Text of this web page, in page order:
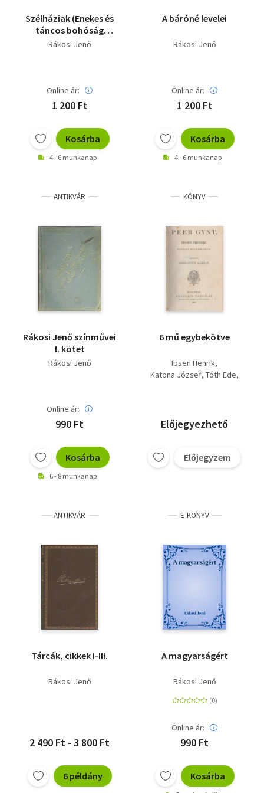
Szélháziak (Enekes és
táncos bohóság
három felvonásban)
Rákosi Jenő
Online ár:
1 200 Ft
Kosárba
4 - 6 munkanap
A báróné levelei
Rákosi Jenő
Online ár:
1 200 Ft
Kosárba
4 - 6 munkanap
ANTIKVÁR
Rákosi Jenő színművei
I. kötet
Rákosi Jenő
Online ár:
990 Ft
Kosárba
6 - 8 munkanap
KÖNYV
6 mű egybekötve
Ibsen Henrik
Katona József Tóth Ede
Előjegyezhető
Előjegyzem
ANTIKVÁR
Tárcák, cikkek I-III.
Rákosi Jenő
2 490 Ft - 3 800 Ft
6 példány
E-KÖNYV
A magyarságért
Rákosi Jenő
Online ár:
990 Ft
Kosárba